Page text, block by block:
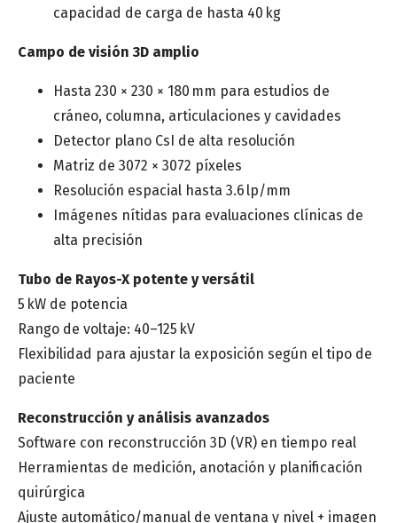
capacidad de carga de hasta 40 kg
Campo de visión 3D amplio
Hasta 230 × 230 × 180 mm para estudios de
cráneo, columna, articulaciones y cavidades
Detector plano CsI de alta resolución
Matriz de 3072 × 3072 píxeles
Resolución espacial hasta 3.6 lp/mm
Imágenes nítidas para evaluaciones clínicas de
alta precisión
Tubo de Rayos-X potente y versátil
5 kW de potencia
Rango de voltaje: 40–125 kV
Flexibilidad para ajustar la exposición según el tipo de
paciente
Reconstrucción y análisis avanzados
Software con reconstrucción 3D (VR) en tiempo real
Herramientas de medición, anotación y planificación
quirúrgica
Ajuste automático/manual de ventana y nivel + imagen